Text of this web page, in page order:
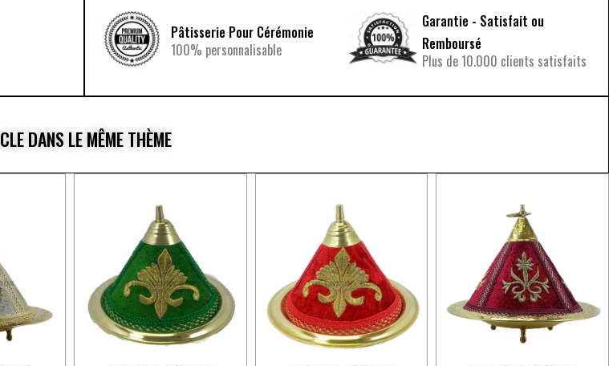
Pâtisserie Pour Cérémonie
100% personnalisable
Garantie - Satisfait ou
Remboursé
Plus de 10.000 clients satisfaits
DANS LE MÊME THÈME